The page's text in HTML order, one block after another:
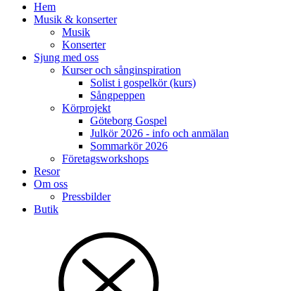
Hem
Musik & konserter
Musik
Konserter
Sjung med oss
Kurser och sånginspiration
Solist i gospelkör (kurs)
Sångpeppen
Körprojekt
Göteborg Gospel
Julkör 2026 - info och anmälan
Sommarkör 2026
Företagsworkshops
Resor
Om oss
Pressbilder
Butik